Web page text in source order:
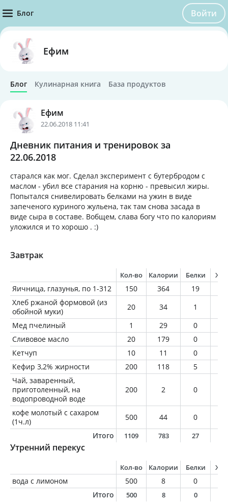
Блог Войти
Ефим
Блог Кулинарная книга База продуктов
Ефим
22.06.2018 11:41
Дневник питания и тренировок за
22.06.2018
старался как мог. Сделал эксперимент с бутербродом с
маслом - убил все старания на корню - превысил жиры.
Попытался снивелировать белками на ужин в виде
запеченого куриного жульена, так там снова засада в
виде сыра в составе. Вобщем, слава богу что по калориям
уложился и то хорошо . :)
Завтрак
Кол-во Калории Белки
Яичница, глазунья, по 1-312 150 364 19
Хлеб ржаной формовой (из
обойной муки)
20 34 1
Мед пчелиный
1 29 0
Сливовое масло
20 179 0
Кетчуп
10 11 0
Кефир 3,2% жирности
200 118 5
Чай, заваренный,
приготоленный, на
водопроводной воде
200 2 0
кофе молотый с сахаром
(1ч.л)
500 44 0
Итого
1109 783 27
Утренний перекус
Кол-во Калории Белки
вода с лимоном 500 8 0
Итого
500 8 0